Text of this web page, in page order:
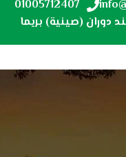
01005712407
دوران (صينية) بريما